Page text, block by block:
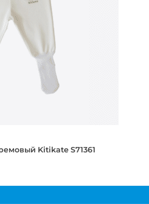
Kitikate S71361